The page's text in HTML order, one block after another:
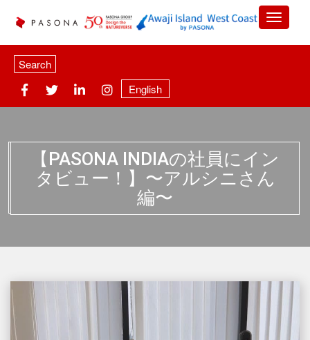
Search
English
【PASONA INDIAの社員にイン
タビュー！】〜アルシニさん
編〜